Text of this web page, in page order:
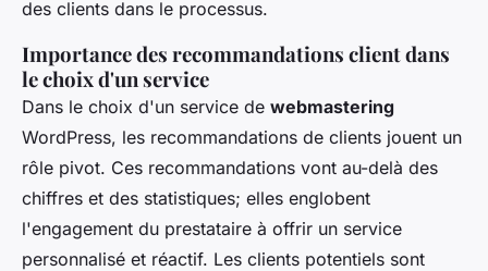
des clients dans le processus.
Importance des recommandations client dans
le choix d'un service
Dans le choix d'un service de webmastering
WordPress, les recommandations de clients jouent un
rôle pivot. Ces recommandations vont au-delà des
chiffres et des statistiques; elles englobent
l'engagement du prestataire à offrir un service
personnalisé et réactif. Les clients potentiels sont